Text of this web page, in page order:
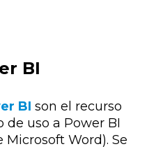
BI
BI son el recurso
de uso a Power BI
Word). Se